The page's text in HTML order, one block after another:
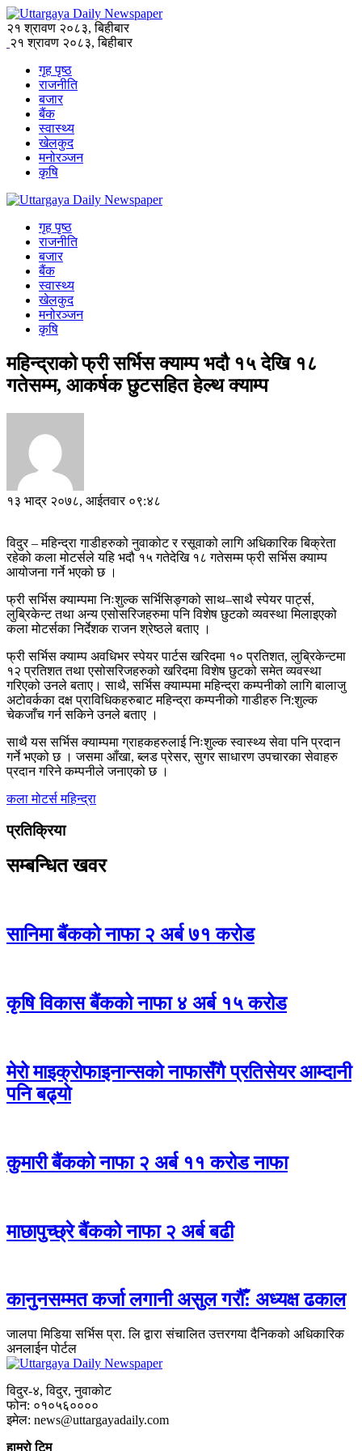
२१ श्रावण २०८३, बिहीबार
२१ श्रावण २०८३, बिहीबार
गृह पृष्ठ
राजनीति
बजार
बैंक
स्वास्थ्य
खेलकुद
मनोरञ्जन
कृषि
गृह पृष्ठ
राजनीति
बजार
बैंक
स्वास्थ्य
खेलकुद
मनोरञ्जन
कृषि
महिन्द्राको फ्री सर्भिस क्याम्प भदौ १५ देखि १८
गतेसम्म, आकर्षक छुटसहित हेल्थ क्याम्प
१३ भाद्र २०७८, आईतवार ०९:४८
विदुर – महिन्द्रा गाडीहरुको नुवाकोट र रसूवाको लागि अधिकारिक बिक्रेता
रहेको कला मोटर्सले यहि भदौ १५ गतेदेखि १८ गतेसम्म फ्री सर्भिस क्याम्प
आयोजना गर्ने भएको छ ।
फ्री सर्भिस क्याम्पमा निःशुल्क सर्भिसिङ्गको साथ–साथै स्पेयर पार्ट्स,
लुब्रिकेन्ट तथा अन्य एसोसरिजहरुमा पनि विशेष छुटको व्यवस्था मिलाइएको
कला मोटर्सका निर्देशक राजन श्रेष्ठले बताए ।
फ्री सर्भिस क्याम्प अवधिभर स्पेयर पार्टस खरिदमा १० प्रतिशत, लुब्रिकेन्टमा
१२ प्रतिशत तथा एसोसरिजहरुको खरिदमा विशेष छुटको समेत व्यवस्था
गरिएको उनले बताए। साथै, सर्भिस क्याम्पमा महिन्द्रा कम्पनीको लागि बालाजु
अटोवर्कका दक्ष प्राविधिकहरुबाट महिन्द्रा कम्पनीको गाडीहरु नि:शुल्क
चेकजाँच गर्न सकिने उनले बताए ।
साथै यस सर्भिस क्याम्पमा ग्राहकहरुलाई निःशुल्क स्वास्थ्य सेवा पनि प्रदान
गर्ने भएको छ । जसमा आँखा, ब्लड प्रेसर, सुगर साधारण उपचारका सेवाहरु
प्रदान गरिने कम्पनीले जनाएको छ ।
कला मोटर्समहिन्द्रा
प्रतिक्रिया
सम्बन्धित खवर
सानिमा बैंकको नाफा २ अर्ब ७१ करोड
कृषि विकास बैंकको नाफा ४ अर्ब १५ करोड
मेरो माइक्रोफाइनान्सको नाफासँगै प्रतिसेयर आम्दानी
पनि बढ्यो
कुमारी बैंकको नाफा २ अर्ब ११ करोड नाफा
माछापुच्छ्रे बैंकको नाफा २ अर्ब बढी
कानुनसम्मत कर्जा लगानी असुल गरौँ: अध्यक्ष ढकाल
जालपा मिडिया सर्भिस प्रा. लि द्वारा संचालित उत्तरगया दैनिकको अधिकारिक
अनलाईन पोर्टल
विदुर-४, विदुर, नुवाकोट
फोन: ०१०५६००००
इमेल: news@uttargayadaily.com
हाम्रो टिम